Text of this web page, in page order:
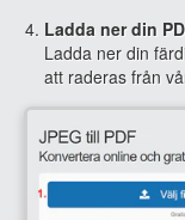
Ladda ner din
Ladda ner din
att raderas från